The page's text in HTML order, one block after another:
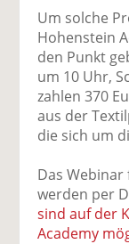
Um solche
Hohenstein
den Punkt
um 10 Uhr,
zahlen 370
aus der
die sich um
Das
werden per
sind auf der
Academy